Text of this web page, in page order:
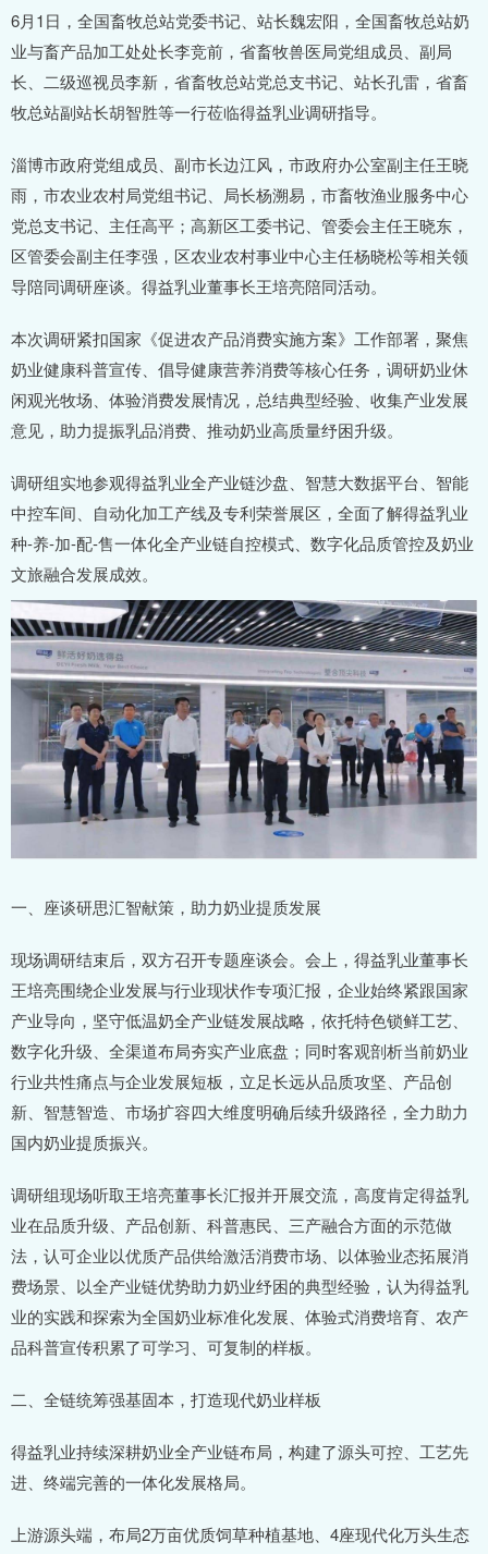
6月1日，全国畜牧总站党委书记、站长魏宏阳，全国畜牧总站奶
业与畜产品加工处处长李竞前，省畜牧兽医局党组成员、副局
长、二级巡视员李新，省畜牧总站党总支书记、站长孔雷，省畜
牧总站副站长胡智胜等一行莅临得益乳业调研指导。
淄博市政府党组成员、副市长边江风，市政府办公室副主任王晓
雨，市农业农村局党组书记、局长杨溯易，市畜牧渔业服务中心
党总支书记、主任高平；高新区工委书记、管委会主任王晓东，
区管委会副主任李强，区农业农村事业中心主任杨晓松等相关领
导陪同调研座谈。得益乳业董事长王培亮陪同活动。
本次调研紧扣国家《促进农产品消费实施方案》工作部署，聚焦
奶业健康科普宣传、倡导健康营养消费等核心任务，调研奶业休
闲观光牧场、体验消费发展情况，总结典型经验、收集产业发展
意见，助力提振乳品消费、推动奶业高质量纾困升级。
调研组实地参观得益乳业全产业链沙盘、智慧大数据平台、智能
中控车间、自动化加工产线及专利荣誉展区，全面了解得益乳业
种-养-加-配-售一体化全产业链自控模式、数字化品质管控及奶业
文旅融合发展成效。
一、座谈研思汇智献策，助力奶业提质发展
现场调研结束后，双方召开专题座谈会。会上，得益乳业董事长
王培亮围绕企业发展与行业现状作专项汇报，企业始终紧跟国家
产业导向，坚守低温奶全产业链发展战略，依托特色锁鲜工艺、
数字化升级、全渠道布局夯实产业底盘；同时客观剖析当前奶业
行业共性痛点与企业发展短板，立足长远从品质攻坚、产品创
新、智慧智造、市场扩容四大维度明确后续升级路径，全力助力
国内奶业提质振兴。
调研组现场听取王培亮董事长汇报并开展交流，高度肯定得益乳
业在品质升级、产品创新、科普惠民、三产融合方面的示范做
法，认可企业以优质产品供给激活消费市场、以体验业态拓展消
费场景、以全产业链优势助力奶业纾困的典型经验，认为得益乳
业的实践和探索为全国奶业标准化发展、体验式消费培育、农产
品科普宣传积累了可学习、可复制的样板。
二、全链统筹强基固本，打造现代奶业样板
得益乳业持续深耕奶业全产业链布局，构建了源头可控、工艺先
进、终端完善的一体化发展格局。
上游源头端，布局2万亩优质饲草种植基地、4座现代化万头生态